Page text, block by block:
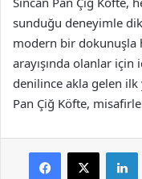
sunduğu deneyimle
modern bir dokunuşla
arayışında olanlar için
denilince akla gelen
Pan Çiğ Köfte,
Facebook
X